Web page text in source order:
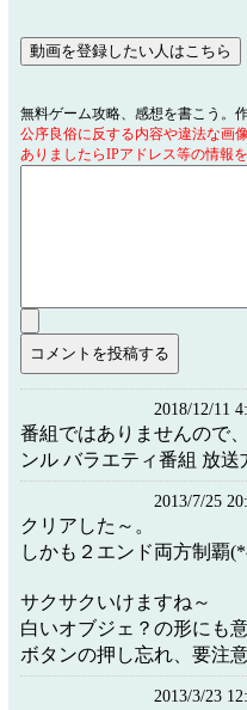
無料ゲーム攻略、感想を書こう。
公序良俗に反する内容や違法な画
ありましたらIPアドレス等の情報
2018/12/11
番組ではありませんので
ンル バラエティ番組 放送
2013/7/25
クリアした～。
しかも２エンド両方制覇
サクサクいけますね～
白いオブジェ？の形にも
ボタンの押し忘れ、要注
2013/3/23